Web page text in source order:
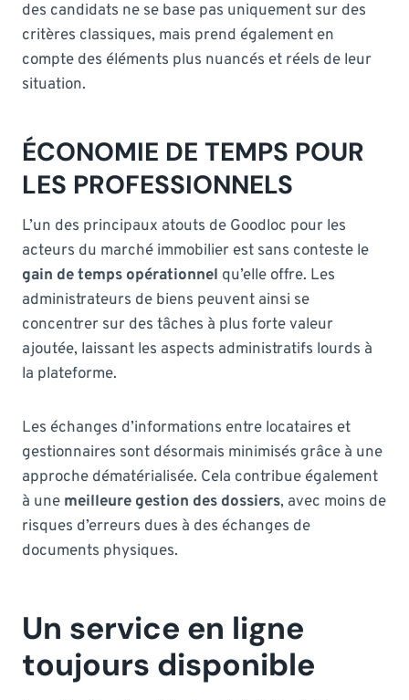
des candidats ne se base pas uniquement sur des
critères classiques, mais prend également en
compte des éléments plus nuancés et réels de leur
situation.
ÉCONOMIE DE TEMPS POUR
LES PROFESSIONNELS
L’un des principaux atouts de Goodloc pour les
acteurs du marché immobilier est sans conteste le
gain de temps opérationnel qu’elle offre. Les
administrateurs de biens peuvent ainsi se
concentrer sur des tâches à plus forte valeur
ajoutée, laissant les aspects administratifs lourds à
la plateforme.
Les échanges d’informations entre locataires et
gestionnaires sont désormais minimisés grâce à une
approche dématérialisée. Cela contribue également
à une meilleure gestion des dossiers, avec moins de
risques d’erreurs dues à des échanges de
documents physiques.
Un service en ligne
toujours disponible